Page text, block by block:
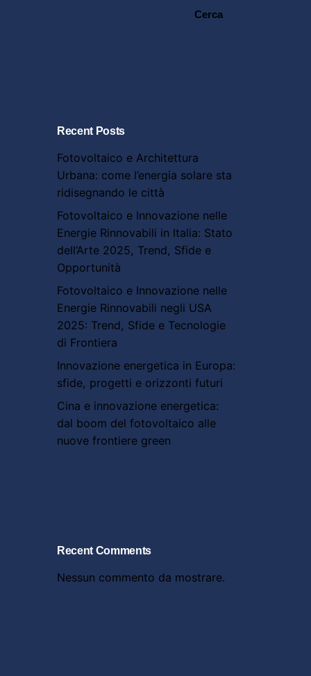
Cerca
Recent Posts
Fotovoltaico e Architettura
Urbana: come l’energia solare sta
ridisegnando le città
Fotovoltaico e Innovazione nelle
Energie Rinnovabili in Italia: Stato
dell’Arte 2025, Trend, Sfide e
Opportunità
Fotovoltaico e Innovazione nelle
Energie Rinnovabili negli USA
2025: Trend, Sfide e Tecnologie
di Frontiera
Innovazione energetica in Europa:
sfide, progetti e orizzonti futuri
Cina e innovazione energetica:
dal boom del fotovoltaico alle
nuove frontiere green
Recent Comments
Nessun commento da mostrare.